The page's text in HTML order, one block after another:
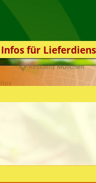
Infos für
Kassensystem
Zuverlässigkeit